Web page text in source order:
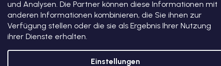
und Analysen. Die Partner können diese Informationen mit
anderen Informationen kombinieren, die Sie ihnen zur
Verfügung stellen oder die sie als Ergebnis Ihrer Nutzung
ihrer Dienste erhalten.
Einstellungen